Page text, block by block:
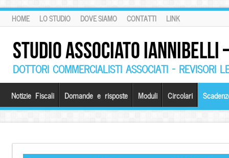
HOME LO STUDIO DOVE SIAMO CONTATTI LINK
STUDIO ASSOCIATO
DOTTORI COMMERCIALISTI ASSOCIATI – REVISORI
Notizie Fiscali Domande e risposte Moduli Circolari